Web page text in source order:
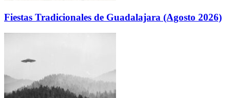
Fiestas Tradicionales de Guadalajara (Agosto 2026)